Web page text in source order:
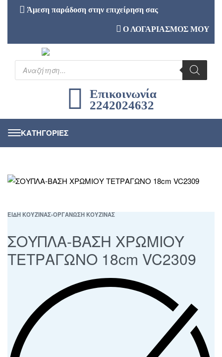
Άμεση παράδοση στην επιχείρηση σας
Ο ΛΟΓΑΡΙΑΣΜΟΣ ΜΟΥ
Επικοινωνία
2242024632
ΕΙΔΗ ΚΟΥΖΙΝΑΣ›ΟΡΓΑΝΩΣΗ ΚΟΥΖΙΝΑΣ
ΣΟΥΠΛΑ-ΒΑΣΗ ΧΡΩΜΙΟΥ
ΤΕΤΡΑΓΩΝΟ 18cm VC2309